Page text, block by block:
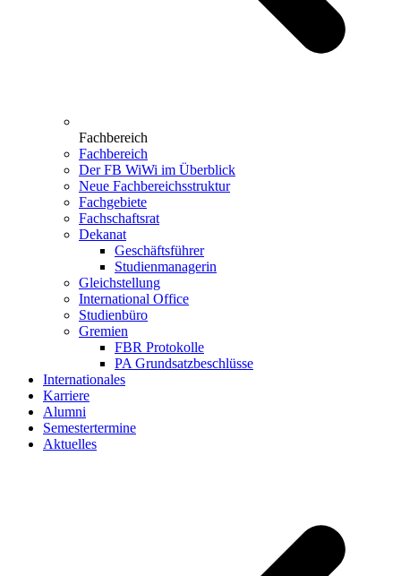
Fachbereich
Fachbereich
Der FB WiWi im Überblick
Neue Fachbereichsstruktur
Fachgebiete
Fachschaftsrat
Dekanat
Geschäftsführer
Studienmanagerin
Gleichstellung
International Office
Studienbüro
Gremien
FBR Protokolle
PA Grundsatzbeschlüsse
Internationales
Karriere
Alumni
Semestertermine
Aktuelles